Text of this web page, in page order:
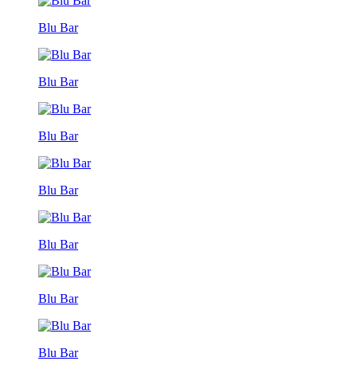
Blu Bar
Blu Bar
Blu Bar
Blu Bar
Blu Bar
Blu Bar
Blu Bar